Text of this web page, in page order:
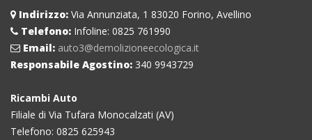
Indirizzo: Via Annunziata, 1 83020 Forino, Avellino
Telefono: Infoline: 0825 761990
Email: auto3@demolizioneecologica.it
Responsabile Agostino: 340 9943729
Ricambi Auto
Filiale di Via Tufara Monocalzati (AV)
Telefono: 0825 625943